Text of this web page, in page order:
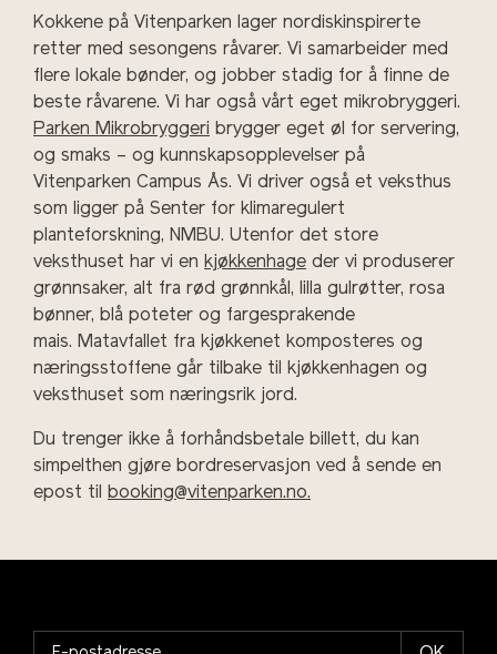
Kokkene på Vitenparken lager nordiskinspirerte
retter med sesongens råvarer. Vi samarbeider med
flere lokale bønder, og jobber stadig for å finne de
beste råvarene. Vi har også vårt eget mikrobryggeri.
Parken Mikrobryggeri brygger eget øl for servering,
og smaks – og kunnskapsopplevelser på
Vitenparken Campus Ås. Vi driver også et veksthus
som ligger på Senter for klimaregulert
planteforskning, NMBU. Utenfor det store
veksthuset har vi en kjøkkenhage der vi produserer
grønnsaker, alt fra rød grønnkål, lilla gulrøtter, rosa
bønner, blå poteter og fargesprakende
mais. Matavfallet fra kjøkkenet komposteres og
næringsstoffene går tilbake til kjøkkenhagen og
veksthuset som næringsrik jord.
Du trenger ikke å forhåndsbetale billett, du kan
simpelthen gjøre bordreservasjon ved å sende en
epost til
booking@vitenparken.no.